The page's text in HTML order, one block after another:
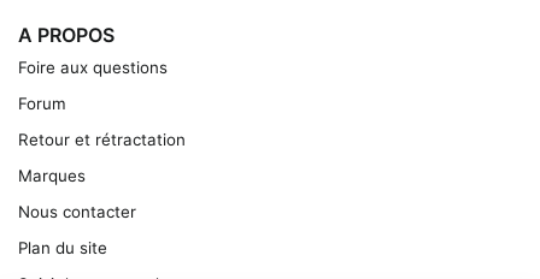
A PROPOS
Foire aux questions
Forum
Retour et rétractation
Marques
Nous contacter
Plan du site